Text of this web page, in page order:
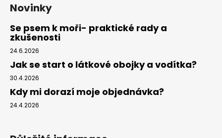
Novinky
Se psem k moři- praktické rady a
zkušenosti
24.6.2026
Jak se start o látkové obojky a vodítka?
30.4.2026
Kdy mi dorazí moje objednávka?
24.4.2026